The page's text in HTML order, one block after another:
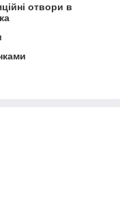
отвори в